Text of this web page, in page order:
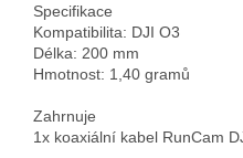
Specifikace
Kompatibilita: DJI O3
Délka: 200 mm
Hmotnost: 1,40 gramů
Zahrnuje